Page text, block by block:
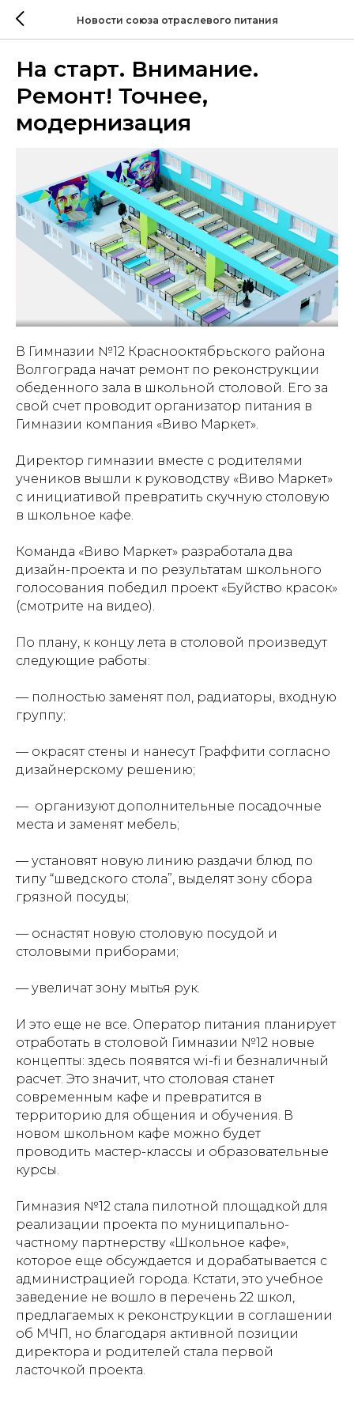
Новости союза отраслевого питания
На старт. Внимание.
Ремонт! Точнее,
модернизация
В Гимназии №12 Краснооктябрьского района
Волгограда начат ремонт по реконструкции
обеденного зала в школьной столовой. Его за
свой счет проводит организатор питания в
Гимназии компания «Виво Маркет».
Директор гимназии вместе с родителями
учеников вышли к руководству «Виво Маркет»
с инициативой превратить скучную столовую
в школьное кафе.
Команда «Виво Маркет» разработала два
дизайн-проекта и по результатам школьного
голосования победил проект «Буйство красок»
(смотрите на видео).
По плану, к концу лета в столовой произведут
следующие работы:
— полностью заменят пол, радиаторы, входную
группу;
— окрасят стены и нанесут Граффити согласно
дизайнерскому решению;
— организуют дополнительные посадочные
места и заменят мебель;
— установят новую линию раздачи блюд по
типу “шведского стола”, выделят зону сбора
грязной посуды;
— оснастят новую столовую посудой и
столовыми приборами;
— увеличат зону мытья рук.
И это еще не все. Оператор питания планирует
отработать в столовой Гимназии №12 новые
концепты: здесь появятся wi-fi и безналичный
расчет. Это значит, что столовая станет
современным кафе и превратится в
территорию для общения и обучения. В
новом школьном кафе можно будет
проводить мастер-классы и образовательные
курсы.
Гимназия №12 стала пилотной площадкой для
реализации проекта по муниципально-
частному партнерству «Школьное кафе»,
которое еще обсуждается и дорабатывается с
администрацией города. Кстати, это учебное
заведение не вошло в перечень 22 школ,
предлагаемых к реконструкции в соглашении
об МЧП, но благодаря активной позиции
директора и родителей стала первой
ласточкой проекта.